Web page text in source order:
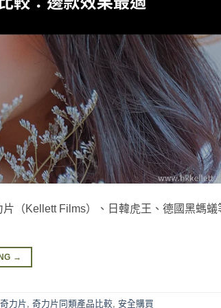
（Kellett Films）、日韓虎王、德國黑螞蟻
→
奇力片, 奇力片同類產品比較, 安全購買